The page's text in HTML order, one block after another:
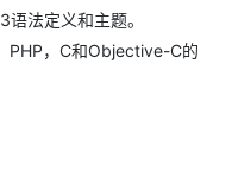
法定义和主题。
PHP，C和Objective-C的